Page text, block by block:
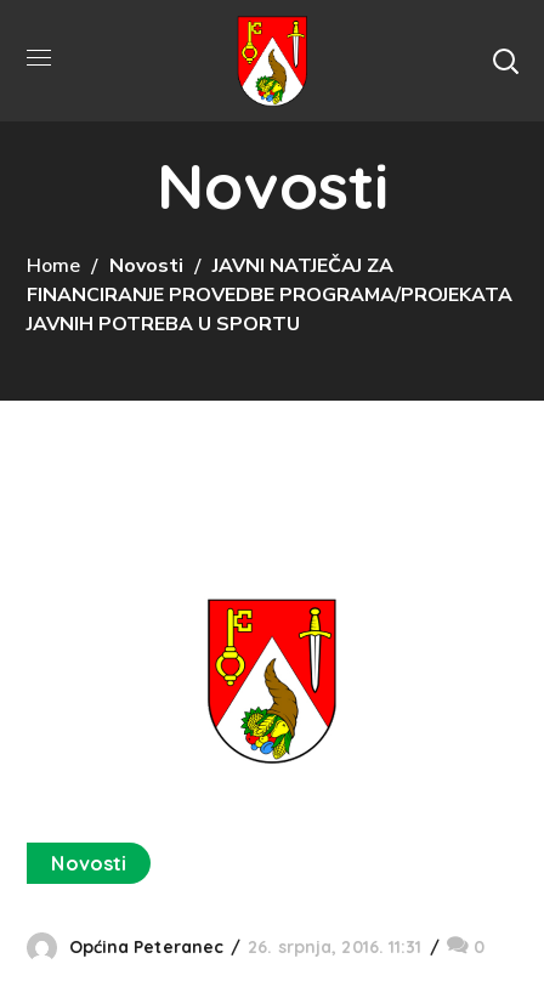
Novosti
Home Novosti
JAVNI NATJEČAJ ZA
FINANCIRANJE PROVEDBE PROGRAMA/PROJEKATA
JAVNIH POTREBA U SPORTU
Novosti
Općina Peteranec 26. srpnja, 2016. 11:31 0